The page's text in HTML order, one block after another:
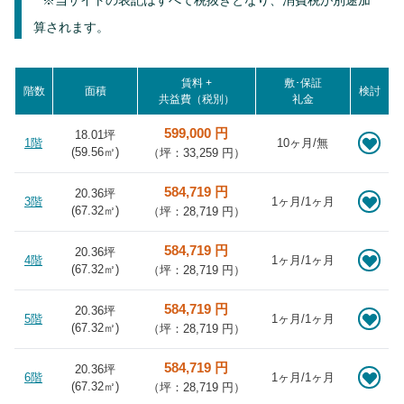
算されます。
階数 面積
賃料 +
共益費（税別）
敷･保証
礼金
検討
1階
18.01坪
(59.56㎡)
599,000 円
（坪：33,259 円）
10ヶ月/無
3階
20.36坪
(67.32㎡)
584,719 円
（坪：28,719 円）
1ヶ月/1ヶ月
4階
20.36坪
(67.32㎡)
584,719 円
（坪：28,719 円）
1ヶ月/1ヶ月
5階
20.36坪
(67.32㎡)
584,719 円
（坪：28,719 円）
1ヶ月/1ヶ月
6階
20.36坪
(67.32㎡)
584,719 円
（坪：28,719 円）
1ヶ月/1ヶ月